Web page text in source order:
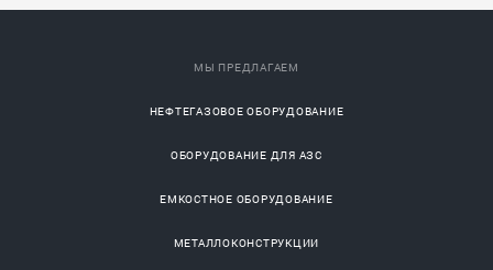
МЫ ПРЕДЛАГАЕМ
НЕФТЕГАЗОВОЕ ОБОРУДОВАНИЕ
ОБОРУДОВАНИЕ ДЛЯ АЗС
ЕМКОСТНОЕ ОБОРУДОВАНИЕ
МЕТАЛЛОКОНСТРУКЦИИ